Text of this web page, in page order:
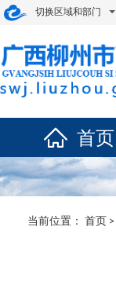
切换区域和部门
首页
当前位置： 首页 >